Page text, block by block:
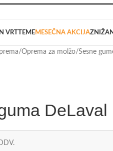
VRTTEMEMESEČNA AKCIJA
/Oprema za molžo/Sesne
DeLaval